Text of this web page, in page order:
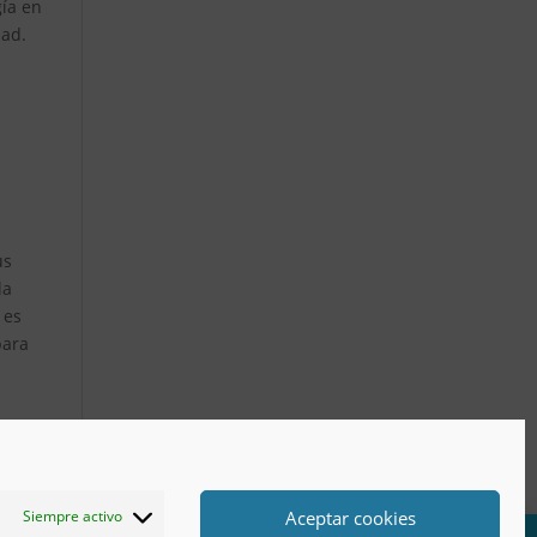
Siempre activo Aceptar cookies
en